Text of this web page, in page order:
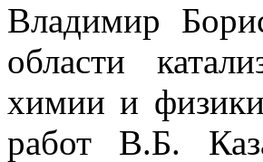
Владимир
области
химии и
работ В.Б.